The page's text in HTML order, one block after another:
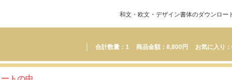
和文・欧文・デザイン書体のダウンロー
合計数量： 1 商品金額： 8,800円 お気に入り：